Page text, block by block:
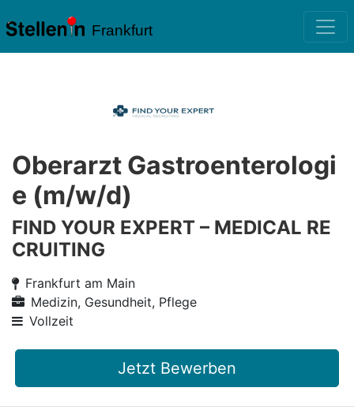
Frankfurt
Oberarzt Gastroenterologi
e (m/w/d)
FIND YOUR EXPERT – MEDICAL RE
CRUITING
Frankfurt am Main
Medizin, Gesundheit, Pflege
Vollzeit
Jetzt Bewerben